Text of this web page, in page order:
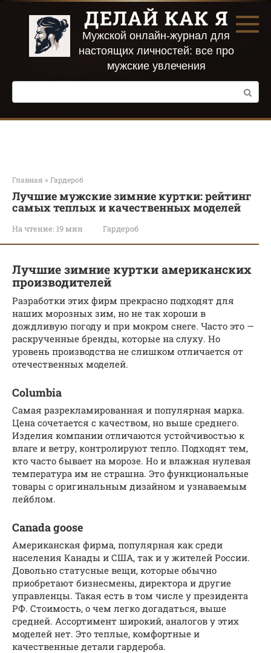
Перейти
контенту
ДЕЛАЙ КАК Я
Мужской онлайн-журнал для
настоящих личностей: все про
мужские увлечения
Поиск:
Главная » Гардероб
Лучшие мужские зимние куртки: рейтинг
самых теплых и качественных моделей
На чтение: 19 мин Гардероб
Лучшие зимние куртки американских
производителей
Разработки этих фирм прекрасно подходят для
наших морозных зим, но не так хороши в
дождливую погоду и при мокром снеге. Часто это —
раскрученные бренды, которые на слуху. Но
уровень производства не слишком отличается от
отечественных моделей.
Columbia
Самая разрекламированная и популярная марка.
Цена сочетается с качеством, но выше среднего.
Изделия компании отличаются устойчивостью к
влаге и ветру, контролируют тепло. Подходят тем,
кто часто бывает на морозе. Но и влажная нулевая
температура им не страшна. Это функциональные
товары с оригинальным дизайном и узнаваемым
лейблом.
Canada goose
Американская фирма, популярная как среди
населения Канады и США, так и у жителей России.
Довольно статусные вещи, которые обычно
приобретают бизнесмены, директора и другие
управленцы. Такая есть в том числе у президента
РФ. Стоимость, о чем легко догадаться, выше
средней. Ассортимент широкий, аналогов у этих
моделей нет. Это теплые, комфортные и
качественные детали гардероба.